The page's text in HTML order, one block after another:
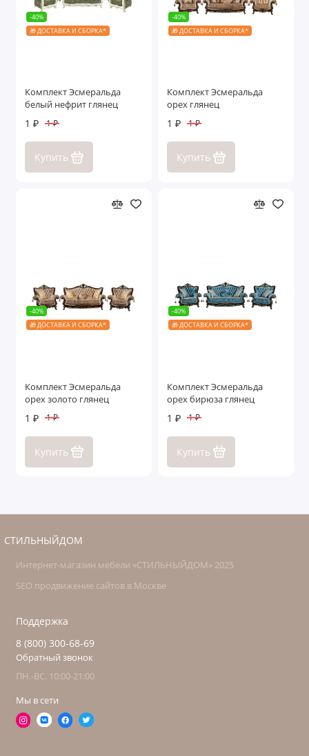
-40%
🎁 ДОСТАВКА И СБОРКА*
Комплект Эсмеральда
белый нефрит глянец
1 ₽ 1 ₽
Купить
-40%
🎁 ДОСТАВКА И СБОРКА*
Комплект Эсмеральда
орех глянец
1 ₽ 1 ₽
Купить
-40%
🎁 ДОСТАВКА И СБОРКА*
Комплект Эсмеральда
орех золото глянец
1 ₽ 1 ₽
Купить
-40%
🎁 ДОСТАВКА И СБОРКА*
Комплект Эсмеральда
орех бирюза глянец
1 ₽ 1 ₽
Купить
СТИЛЬНЫЙДОМ
Интернет-магазин мебели «СТИЛЬНЫЙДОМ» 2025
SEO продвижение сайтов в Москве
Поддержка
8 (800) 300-68-69
Обратный звонок
ПН.-ВС. 10:00-21:00
Мы в сети